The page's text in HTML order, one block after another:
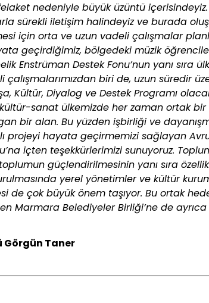
nedeniyle büyük üzüntü içerisindeyiz.
sürekli iletişim halindeyiz ve burada
için orta ve uzun vadeli çalışmalar
geçirdiğimiz, bölgedeki müzik
Enstrüman Destek Fonu’nun yanı sıra
çalışmalarımızdan biri de, uzun süredir
Kültür, Diyalog ve Destek Programı
sanat ülkemizde her zaman ortak
bir alan. Bu yüzden işbirliği ve
projeyi hayata geçirmemizi sağlayan
içten teşekkürlerimizi sunuyoruz.
güçlendirilmesinin yanı sıra
yerel yönetimler ve kültür
de çok büyük önem taşıyor. Bu ortak
Marmara Belediyeler Birliği’ne de ayrıca
Görgün Taner